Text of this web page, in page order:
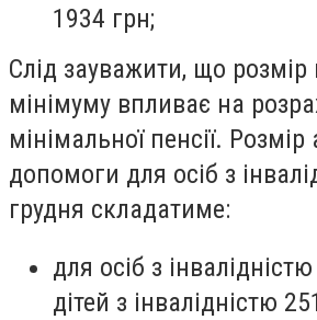
1934 грн;
Слід зауважити, що
мінімуму впливає на
мінімальної пенсії. Розмір
допомоги для осіб з
грудня складатиме:
для осіб з
дітей з інвалідністю